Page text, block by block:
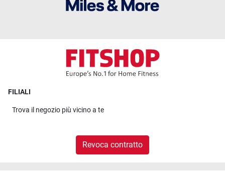
FILIALI
Trova il negozio più vicino a te
Revoca contratto